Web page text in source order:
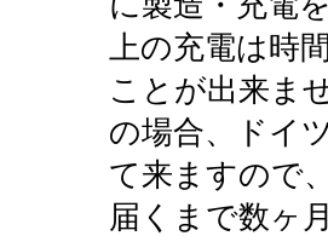
上の充電は時
ことが出来ま
の場合、ドイ
て来ますので
届くまで数ヶ